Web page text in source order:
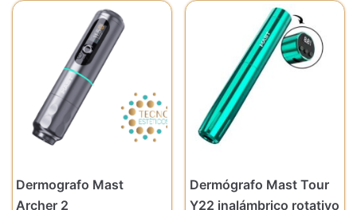
Dermografo Mast
Archer 2
Dermógrafo Mast Tour
Y22 inalámbrico rotativo